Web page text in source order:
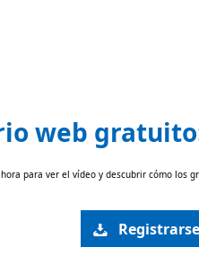
web
para ver el vídeo y descubrir cómo los